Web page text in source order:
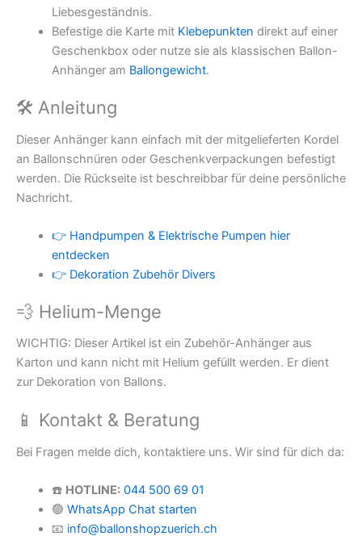
Liebesgeständnis.
Befestige die Karte mit Klebepunkten direkt auf einer
Geschenkbox oder nutze sie als klassischen Ballon-
Anhänger am Ballongewicht.
🛠 Anleitung
Dieser Anhänger kann einfach mit der mitgelieferten Kordel
an Ballonschnüren oder Geschenkverpackungen befestigt
werden. Die Rückseite ist beschreibbar für deine persönliche
Nachricht.
👉 Handpumpen & Elektrische Pumpen hier
entdecken
👉 Dekoration Zubehör Divers
💨 Helium-Menge
WICHTIG: Dieser Artikel ist ein Zubehör-Anhänger aus
Karton und kann nicht mit Helium gefüllt werden. Er dient
zur Dekoration von Ballons.
📱 Kontakt & Beratung
Bei Fragen melde dich, kontaktiere uns. Wir sind für dich da:
☎️ HOTLINE: 044 500 69 01
🟢 WhatsApp Chat starten
📧 info@ballonshopzuerich.ch